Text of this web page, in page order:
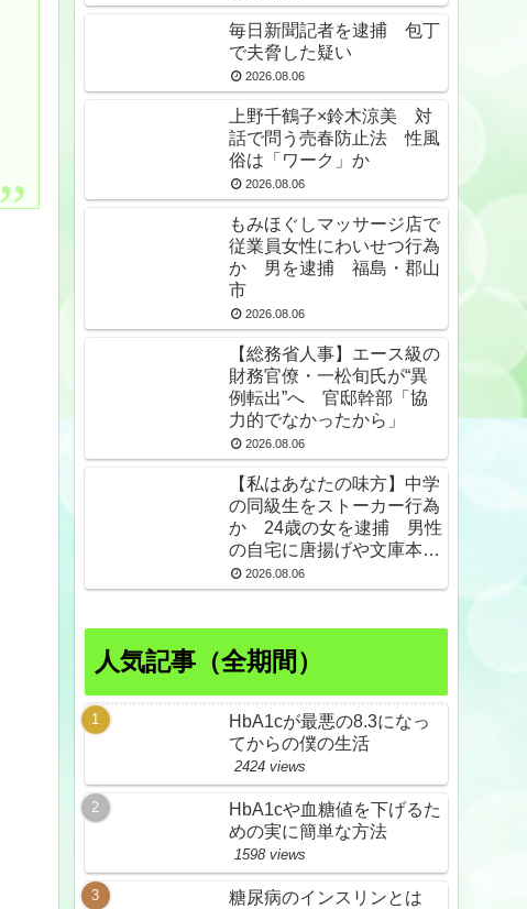
毎日新聞記者を逮捕 包丁
で夫脅した疑い
2026.08.06
上野千鶴子×鈴木涼美 対
話で問う売春防止法 性風
俗は「ワーク」か
2026.08.06
もみほぐしマッサージ店で
従業員女性にわいせつ行為
か 男を逮捕 福島・郡山
市
2026.08.06
【総務省人事】エース級の
財務官僚・一松旬氏が“異
例転出”へ 官邸幹部「協
力的でなかったから」
2026.08.06
【私はあなたの味方】中学
の同級生をストーカー行為
か 24歳の女を逮捕 男性
の自宅に唐揚げや文庫本な
ど繰り返し届ける / 兵庫県
★2
2026.08.06
人気記事（全期間）
HbA1cが最悪の8.3になっ
てからの僕の生活
2424 views
HbA1cや血糖値を下げるた
めの実に簡単な方法
1598 views
糖尿病のインスリンとは